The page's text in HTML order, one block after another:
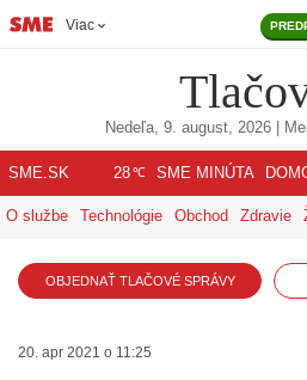
Viac
Nedeľa, 9. august, 2026 |
SME.SK 28℃ SME MINÚTA
O službe Technológie Obchod Zdravie
OBJEDNAŤ TLAČOVÉ SPRÁVY
20. apr 2021 o 11:25